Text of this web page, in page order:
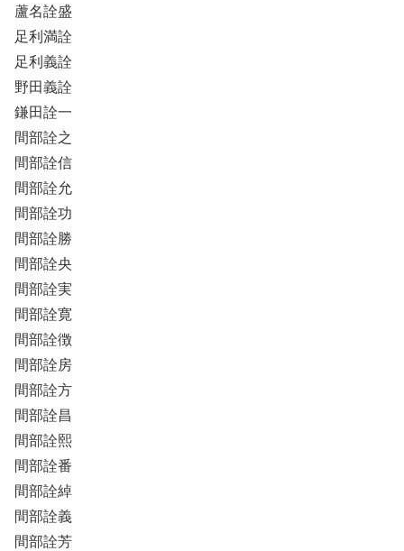
蘆名詮盛
足利満詮
足利義詮
野田義詮
鎌田詮一
間部詮之
間部詮信
間部詮允
間部詮功
間部詮勝
間部詮央
間部詮実
間部詮寛
間部詮徴
間部詮房
間部詮方
間部詮昌
間部詮熙
間部詮番
間部詮綽
間部詮義
間部詮芳